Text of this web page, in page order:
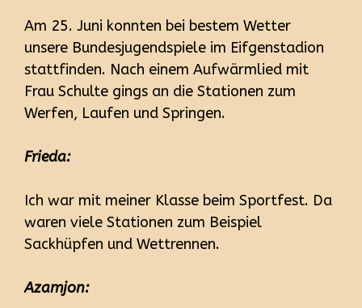
Am 25. Juni konnten bei bestem Wetter
unsere Bundesjugendspiele im Eifgenstadion
stattfinden. Nach einem Aufwärmlied mit
Frau Schulte gings an die Stationen zum
Werfen, Laufen und Springen.
Frieda:
Ich war mit meiner Klasse beim Sportfest. Da
waren viele Stationen zum Beispiel
Sackhüpfen und Wettrennen.
Azamjon: